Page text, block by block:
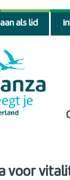
als lid
voor